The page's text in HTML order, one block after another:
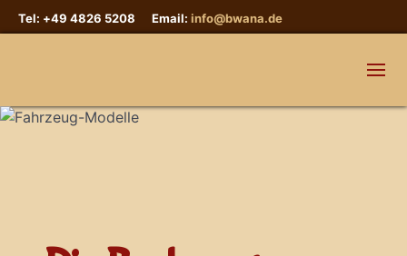
Tel: +49 4826 5208 Email: info@bwana.de